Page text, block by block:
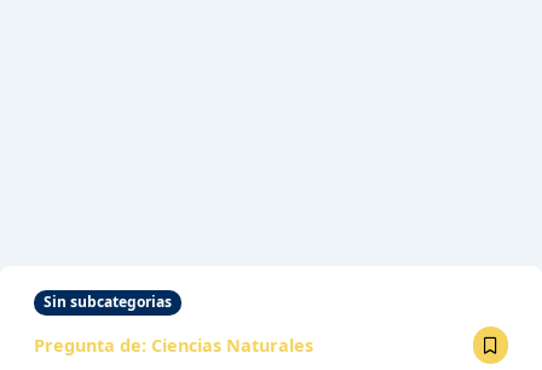
Sin subcategorias
Pregunta de: Ciencias Naturales